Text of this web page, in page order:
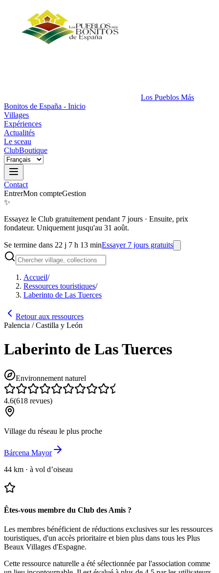
Los Pueblos Más
Bonitos de España - Inicio
Villages
Expériences
Actualités
Le sceau
ClubBoutique
Contact
EntrerMon compteGestion
✨
Essayez le Club gratuitement pendant 7 jours · Ensuite, prix
fondateur. Uniquement jusqu'au 31 août.
Se termine dans 22 j 7 h 13 minEssayer 7 jours gratuits
Accueil/
Ressources touristiques/
Laberinto de Las Tuerces
Retour aux ressources
Palencia / Castilla y León
Laberinto de Las Tuerces
Environnement naturel
4.6(618 revues)
Village du réseau le plus proche
Bárcena Mayor
44 km · à vol d’oiseau
Êtes-vous membre du Club des Amis ?
Les membres bénéficient de réductions exclusives sur les ressources
touristiques, d'un accès prioritaire et bien plus dans tous les Plus
Beaux Villages d'Espagne.
Cette ressource naturelle a été sélectionnée par l'association comme